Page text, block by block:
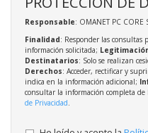
Responsable: OMANET PC CORE
Finalidad: Responder las consultas
información solicitada;
Destinatarios: Solo se realizan
Derechos: Acceder, rectificar y
indica en la información adicional;
consultar la información completa de
de Privacidad.